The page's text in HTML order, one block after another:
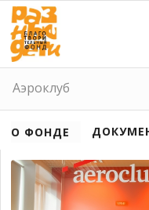
Аэроклуб
О ФОНДЕ